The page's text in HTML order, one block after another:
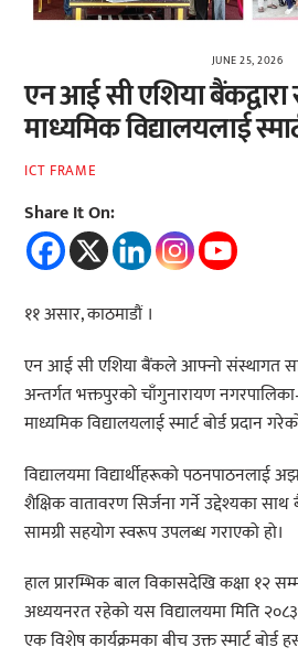
JUNE 25, 2026
एन आई सी एशिया
माध्यमिक विद्यालयलाई
ICT FRAME
Share It On:
११ असार, काठमाडौं ।
एन आई सी एशिया बैंकले आफ्नो संस्थागत
अन्तर्गत भक्तपुरको चाँगुनारायण
माध्यमिक विद्यालयलाई स्मार्ट बोर्ड प्रदान
विद्यालयमा विद्यार्थीहरूको
शैक्षिक वातावरण सिर्जना गर्ने उद्देश्यका
सामग्री सहयोग स्वरूप उपलब्ध गराएको हो।
हाल प्रारम्भिक बाल विकासदेखि कक्षा १२
अध्ययनरत रहेको यस विद्यालयमा मिति
एक विशेष कार्यक्रमका बीच उक्त स्मार्ट बोर्ड